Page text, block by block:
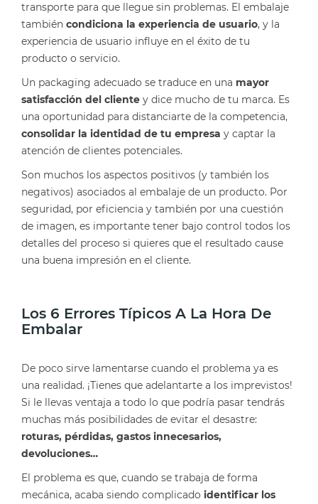
transporte para que llegue sin problemas. El embalaje
también condiciona la experiencia de usuario, y la
experiencia de usuario influye en el éxito de tu
producto o servicio.
Un packaging adecuado se traduce en una mayor
satisfacción del cliente y dice mucho de tu marca. Es
una oportunidad para distanciarte de la competencia,
consolidar la identidad de tu empresa y captar la
atención de clientes potenciales.
Son muchos los aspectos positivos (y también los
negativos) asociados al embalaje de un producto. Por
seguridad, por eficiencia y también por una cuestión
de imagen, es importante tener bajo control todos los
detalles del proceso si quieres que el resultado cause
una buena impresión en el cliente.
Los 6 Errores Típicos A La Hora De
Embalar
De poco sirve lamentarse cuando el problema ya es
una realidad. ¡Tienes que adelantarte a los imprevistos!
Si le llevas ventaja a todo lo que podría pasar tendrás
muchas más posibilidades de evitar el desastre:
roturas, pérdidas, gastos innecesarios,
devoluciones…
El problema es que, cuando se trabaja de forma
mecánica, acaba siendo complicado identificar los